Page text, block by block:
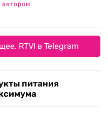
автором
RTVI в Telegram
питания